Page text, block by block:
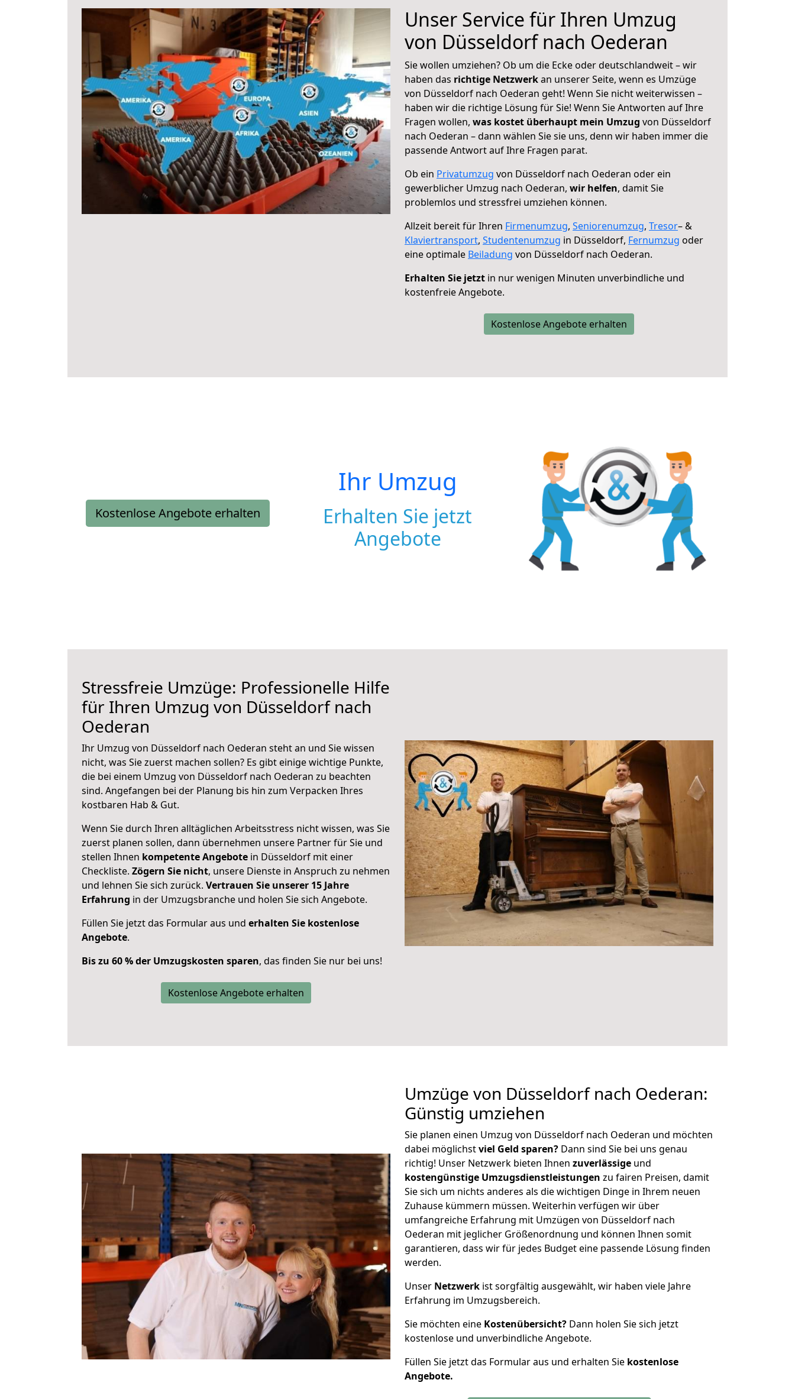
Unser Service für Ihren Umzug
von Düsseldorf nach Oederan
Sie wollen umziehen? Ob um die Ecke oder deutschlandweit – wir
haben das richtige Netzwerkan unserer Seite, wenn es Umzüge
von Düsseldorf nach Oederan geht! Wenn Sie nicht weiterwissen –
haben wir die richtige Lösung für Sie! Wenn Sie Antworten auf Ihre
Fragen wollen, was kostet überhaupt mein Umzug von Düsseldorf
nach Oederan – dann wählen Sie sie uns, denn wir haben immer die
passende Antwort auf Ihre Fragen parat.
Ob ein Privatumzug von Düsseldorf nach Oederan oder ein
gewerblicher Umzug nach Oederan, wir helfen, damit Sie
problemlos und stressfrei umziehen können.
Allzeit bereit für Ihren Firmenumzug, Seniorenumzug, Tresor– &
Klaviertransport, Studentenumzug in Düsseldorf, Fernumzug oder
eine optimale Beiladung von Düsseldorf nach Oederan.
Erhalten Sie jetzt in nur wenigen Minuten unverbindliche und
kostenfreie Angebote.
Kostenlose Angebote erhalten
Kostenlose Angebote erhalten
Ihr Umzug
Erhalten Sie jetzt
Angebote
Stressfreie Umzüge: Professionelle Hilfe
für Ihren Umzug von Düsseldorf nach
Oederan
Ihr Umzug von Düsseldorf nach Oederan steht an und Sie wissen
nicht, was Sie zuerst machen sollen? Es gibt einige wichtige Punkte,
die bei einem Umzug von Düsseldorf nach Oederan zu beachten
sind. Angefangen bei der Planung bis hin zum Verpacken Ihres
kostbaren Hab & Gut.
Wenn Sie durch Ihren alltäglichen Arbeitsstress nicht wissen, was Sie
zuerst planen sollen, dann übernehmen unsere Partner für Sie und
stellen Ihnen kompetente Angebote in Düsseldorf mit einer
Checkliste. Zögern Sie nicht, unsere Dienste in Anspruch zu nehmen
und lehnen Sie sich zurück. Vertrauen Sie unserer 15 Jahre
Erfahrung in der Umzugsbranche und holen Sie sich Angebote.
Füllen Sie jetzt das Formular aus und erhalten Sie kostenlose
Angebote.
Bis zu 60 % der Umzugskosten sparen, das finden Sie nur bei uns!
Kostenlose Angebote erhalten
Umzüge von Düsseldorf nach Oederan:
Günstig umziehen
Sie planen einen Umzug von Düsseldorf nach Oederan und möchten
dabei möglichstviel Geld sparen? Dann sind Sie bei uns genau
richtig! Unser Netzwerk bieten Ihnen zuverlässige und
kostengünstige Umzugsdienstleistungen zu fairen Preisen, damit
Sie sich um nichts anderes als die wichtigen Dinge in Ihrem neuen
Zuhause kümmern müssen. Weiterhin verfügen wir über
umfangreiche Erfahrung mit Umzügen von Düsseldorf nach
Oederan mit jeglicher Größenordnung und können Ihnen somit
garantieren, dass wir für jedes Budget eine passende Lösung finden
werden.
Unser Netzwerk ist sorgfältig ausgewählt, wir haben viele Jahre
Erfahrung im Umzugsbereich.
Sie möchten eine Kostenübersicht? Dann holen Sie sich jetzt
kostenlose und unverbindliche Angebote.
Füllen Sie jetzt das Formular aus und erhalten Sie kostenlose
Angebote.